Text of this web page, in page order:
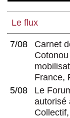
Le flux
7/08
Carnet
Cotonou
France,
5/08
Le
autorisé
Collectif